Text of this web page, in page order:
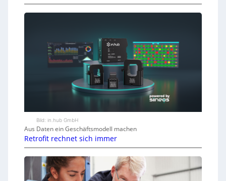
Bild: in.hub GmbH
Aus Daten ein Geschäftsmodell machen
Retrofit rechnet sich immer